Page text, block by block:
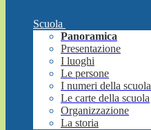
Scuola
Panoramica
Presentazione
I luoghi
Le persone
I numeri della scuola
Le carte della scuola
Organizzazione
La storia